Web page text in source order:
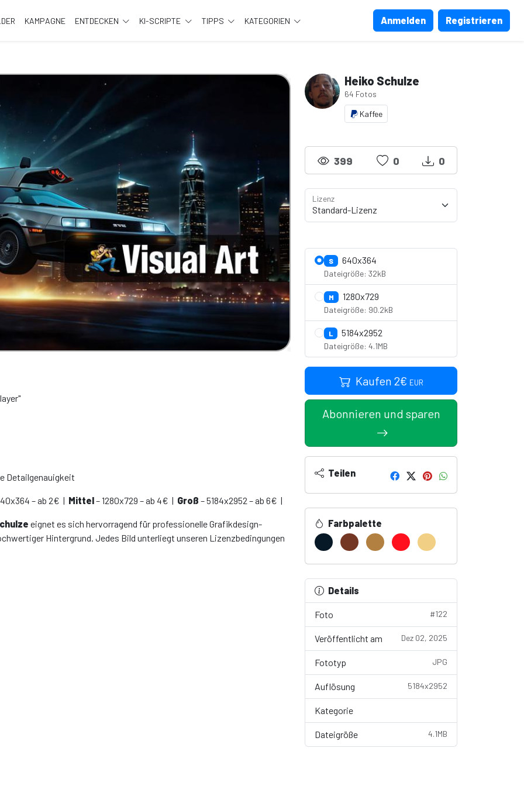
KAMPAGNE ENTDECKEN KI-SCRIPTE TIPPS KATEGORIEN Anmelden Registrieren
Detailgenauigkeit
– ab 2€ | Mittel– 1280x729 – ab 4€ | Groß – 5184x2952 – ab 6€ |
eignet es sich hervorragend für professionelle Grafikdesign-
Hintergrund. Jedes Bild unterliegt unseren Lizenzbedingungen
Heiko Schulze
64 Fotos
Kaffee
399 0 0
Lizenz
S 640x364
Dateigröße: 32kB
M 1280x729
Dateigröße: 90.2kB
L 5184x2952
Dateigröße: 4.1MB
Kaufen 2€ EUR
Abonnieren und sparen
Teilen
Farbpalette
Details
Foto #122
Veröffentlicht am Dez 02, 2025
Fototyp JPG
Auflösung 5184x2952
Kategorie
Dateigröße 4.1MB